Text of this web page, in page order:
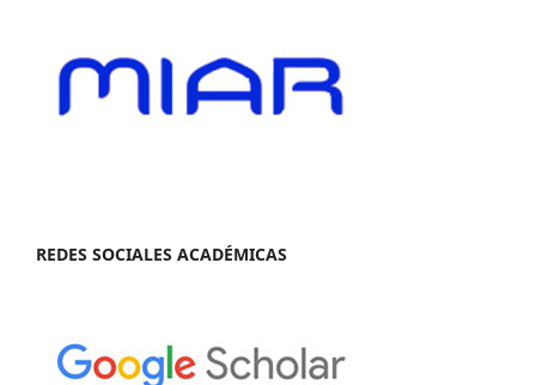
REDES SOCIALES ACADÉMICAS